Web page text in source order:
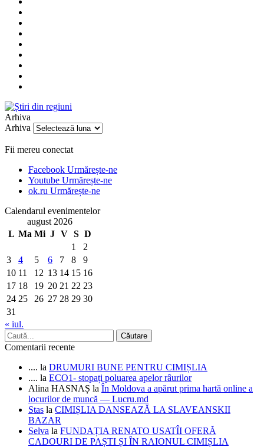
Arhiva
Arhiva
Fii mereu conectat
Facebook Urmărește-ne
Youtube Urmărește-ne
ok.ru Urmărește-ne
Calendarul evenimentelor
august 2026
L Ma Mi J V S D
1
2
3
4 5 6 7 8
9
10 11 12 13 14 15 16
17 18 19 20 21 22 23
24 25 26 27 28 29 30
31
« iul.
Comentarii recente
.... la DRUMURI BUNE PENTRU CIMIȘLIA
.... la ECO1- stopați poluarea apelor râurilor
Alina HASNAȘ la În Moldova a apărut prima hartă online a
locurilor de muncă — Lucru.md
Stas la CIMIȘLIA DANSEAZĂ LA SLAVEANSKII
BAZAR
Selva la FUNDAȚIA RENATO USATÎI OFERĂ
CADOURI DE PAȘTI ȘI ÎN RAIONUL CIMIȘLIA